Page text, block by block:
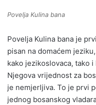
Povelja Kulina bana
Povelja Kulina bana je
pisan na domaćem
kako jezikoslovaca, tako
Njegova vrijednost za
je nemjerljiva. To je prvi
jednog bosanskog